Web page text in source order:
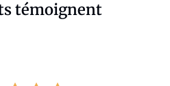
témoignent